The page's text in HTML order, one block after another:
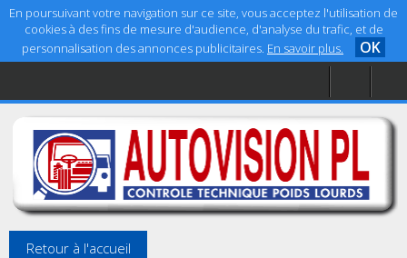
En poursuivant votre navigation sur ce site, vous acceptez l'utilisation de
cookies à des fins de mesure d'audience, d'analyse du trafic, et de
personnalisation des annonces publicitaires. En savoir plus. OK
Accueil
Aide
Mentions légales
Retour à l'accueil